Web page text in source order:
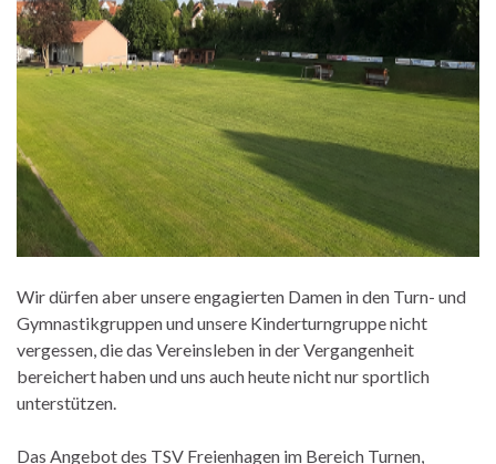
Wir dürfen aber unsere engagierten Damen in den Turn- und
Gymnastikgruppen und unsere Kinderturngruppe nicht
vergessen, die das Vereinsleben in der Vergangenheit
bereichert haben und uns auch heute nicht nur sportlich
unterstützen.
Das Angebot des TSV Freienhagen im Bereich Turnen,